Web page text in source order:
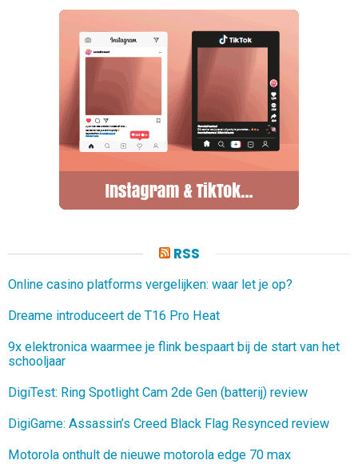
RSS
Online casino platforms vergelijken: waar let je op?
Dreame introduceert de T16 Pro Heat
9x elektronica waarmee je flink bespaart bij de start van het
schooljaar
DigiTest: Ring Spotlight Cam 2de Gen (batterij) review
DigiGame: Assassin’s Creed Black Flag Resynced review
Motorola onthult de nieuwe motorola edge 70 max